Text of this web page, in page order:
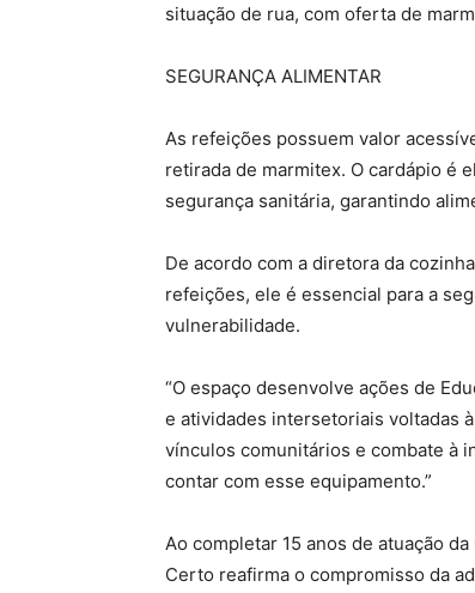
situação de rua, com oferta de
SEGURANÇA ALIMENTAR
As refeições possuem valor
retirada de marmitex. O cardápio é
segurança sanitária, garantindo
De acordo com a diretora da
refeições, ele é essencial para a
vulnerabilidade.
“O espaço desenvolve ações de
e atividades intersetoriais voltadas
vínculos comunitários e combate à
contar com esse equipamento.”
Ao completar 15 anos de atuação
Certo reafirma o compromisso da